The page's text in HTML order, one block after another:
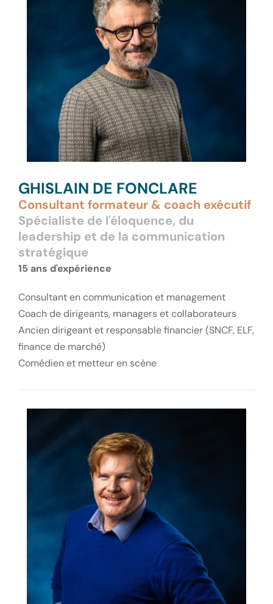
GHISLAIN DE FONCLARE
Consultant formateur & coach exécutif
Spécialiste de l'éloquence, du
leadership et de la communication
stratégique
15 ans d'expérience
Consultant en communication et management
Coach de dirigeants, managers et collaborateurs
Ancien dirigeant et responsable financier (SNCF, ELF,
finance de marché)
Comédien et metteur en scène